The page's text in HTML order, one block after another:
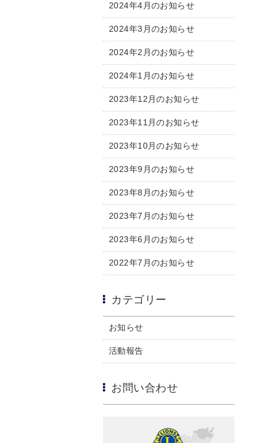
2024年4月のお知らせ
2024年3月のお知らせ
2024年2月のお知らせ
2024年1月のお知らせ
2023年12月のお知らせ
2023年11月のお知らせ
2023年10月のお知らせ
2023年9月のお知らせ
2023年8月のお知らせ
2023年7月のお知らせ
2023年6月のお知らせ
2022年7月のお知らせ
カテゴリー
お知らせ
活動報告
お問い合わせ